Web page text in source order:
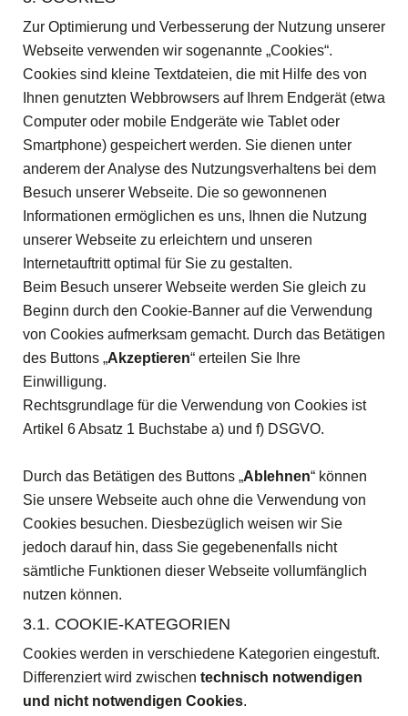
Zur Optimierung und Verbesserung der Nutzung unserer
Webseite verwenden wir sogenannte „Cookies“.
Cookies sind kleine Textdateien, die mit Hilfe des von
Ihnen genutzten Webbrowsers auf Ihrem Endgerät (etwa
Computer oder mobile Endgeräte wie Tablet oder
Smartphone) gespeichert werden. Sie dienen unter
anderem der Analyse des Nutzungsverhaltens bei dem
Besuch unserer Webseite. Die so gewonnenen
Informationen ermöglichen es uns, Ihnen die Nutzung
unserer Webseite zu erleichtern und unseren
Internetauftritt optimal für Sie zu gestalten.
Beim Besuch unserer Webseite werden Sie gleich zu
Beginn durch den Cookie-Banner auf die Verwendung
von Cookies aufmerksam gemacht. Durch das Betätigen
des Buttons „Akzeptieren“ erteilen Sie Ihre
Einwilligung.
Rechtsgrundlage für die Verwendung von Cookies ist
Artikel 6 Absatz 1 Buchstabe a) und f) DSGVO.
Durch das Betätigen des Buttons „Ablehnen“ können
Sie unsere Webseite auch ohne die Verwendung von
Cookies besuchen. Diesbezüglich weisen wir Sie
jedoch darauf hin, dass Sie gegebenenfalls nicht
sämtliche Funktionen dieser Webseite vollumfänglich
nutzen können.
3.1. COOKIE-KATEGORIEN
Cookies werden in verschiedene Kategorien eingestuft.
Differenziert wird zwischen technisch notwendigen
und nicht notwendigen Cookies.